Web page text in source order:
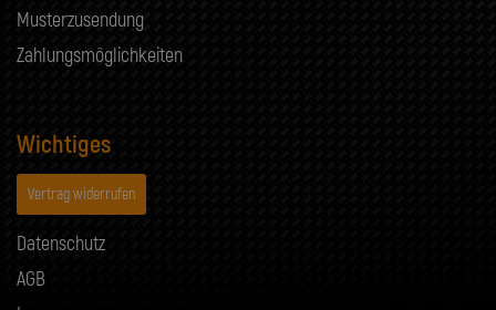
Musterzusendung
Zahlungsmöglichkeiten
Wichtiges
Vertrag widerrufen
Datenschutz
AGB